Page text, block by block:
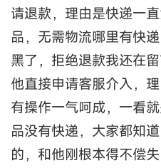
请退款，理由是快递一
品，无需物流哪里有快
黑了，拒绝退款我还在
他直接申请客服介入，
有操作一气呵成，一看
品没有快递，大家都知
的，和他刚根本得不偿